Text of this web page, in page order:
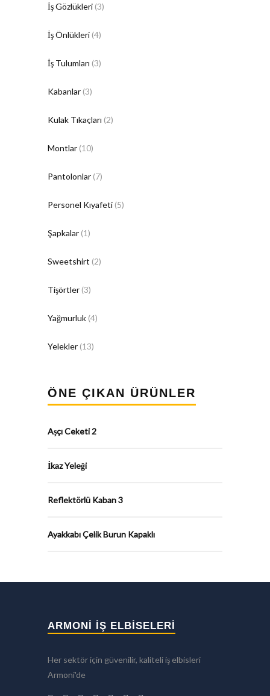
İş Gözlükleri (3)
İş Önlükleri (4)
İş Tulumları (3)
Kabanlar (3)
Kulak Tıkaçları (2)
Montlar (10)
Pantolonlar (7)
Personel Kıyafeti (5)
Şapkalar (1)
Sweetshirt (2)
Tişörtler (3)
Yağmurluk (4)
Yelekler (13)
ÖNE ÇIKAN ÜRÜNLER
Aşçı Ceketi 2
İkaz Yeleği
Reflektörlü Kaban 3
Ayakkabı Çelik Burun Kapaklı
ARMONİ İŞ ELBİSELERİ
Her sektör için güvenilir, kaliteli iş elbisleri
Armoni'de